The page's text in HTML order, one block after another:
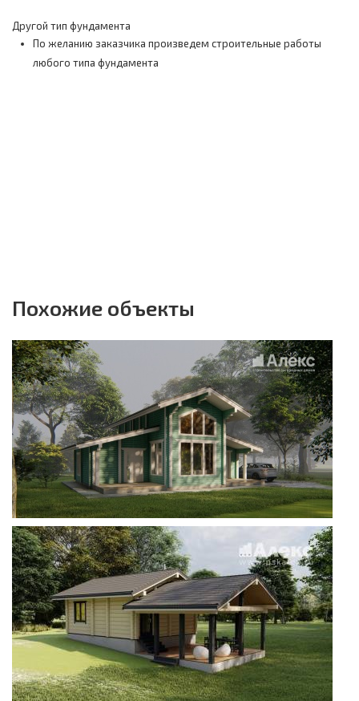
Другой тип фундамента
По желанию заказчика произведем строительные работы
любого типа фундамента
Похожие объекты